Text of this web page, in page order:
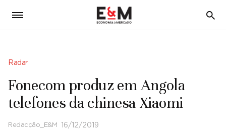
5
Radar
Fonecom produz em Angola
telefones da chinesa Xiaomi
Redacção_E&M 16/12/2019